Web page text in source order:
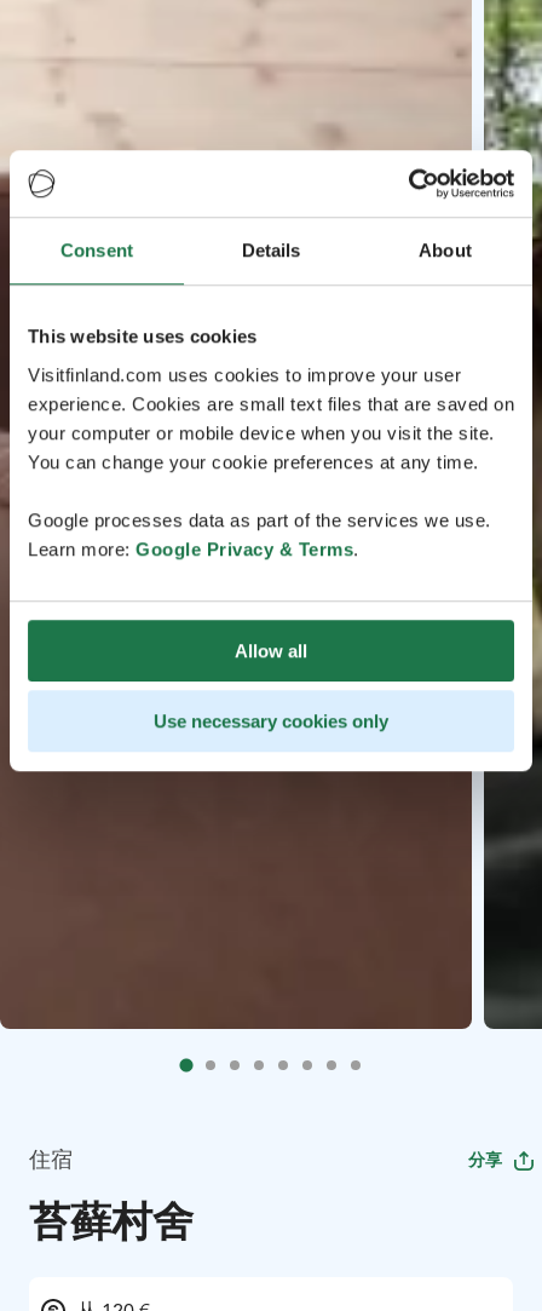
Consent Details About
This website uses cookies
Visitfinland.com uses cookies to improve your user
experience. Cookies are small text files that are saved on
your computer or mobile device when you visit the site.
You can change your cookie preferences at any time.
Google processes data as part of the services we use.
Learn more: Google Privacy & Terms.
Allow all
Use necessary cookies only
住宿 分享
苔藓村舍